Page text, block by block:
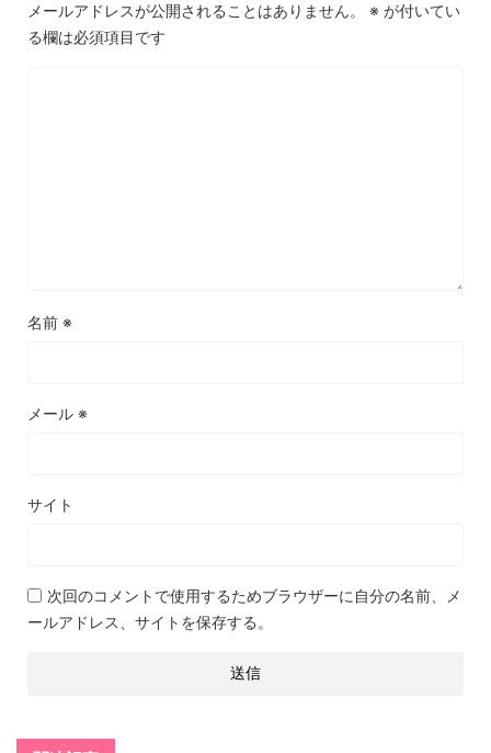
メールアドレスが公開されることはありません。 ※ が付いてい
る欄は必須項目です
名前 ※
メール ※
サイト
次回のコメントで使用するためブラウザーに自分の名前、メ
ールアドレス、サイトを保存する。